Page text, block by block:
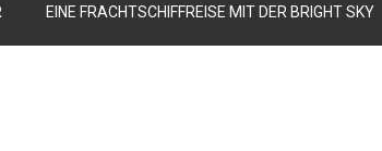
EINE FRACHTSCHIFFREISE MIT DER BRIGHT SKY